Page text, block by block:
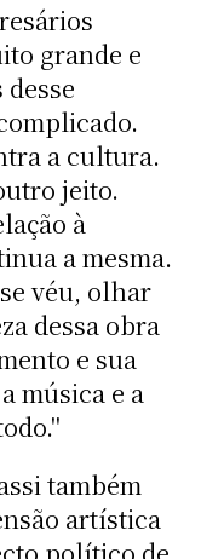
grande e
a cultura.
jeito.
à
a mesma.
véu, olhar
dessa obra
e sua
música e a
também
artística
político de